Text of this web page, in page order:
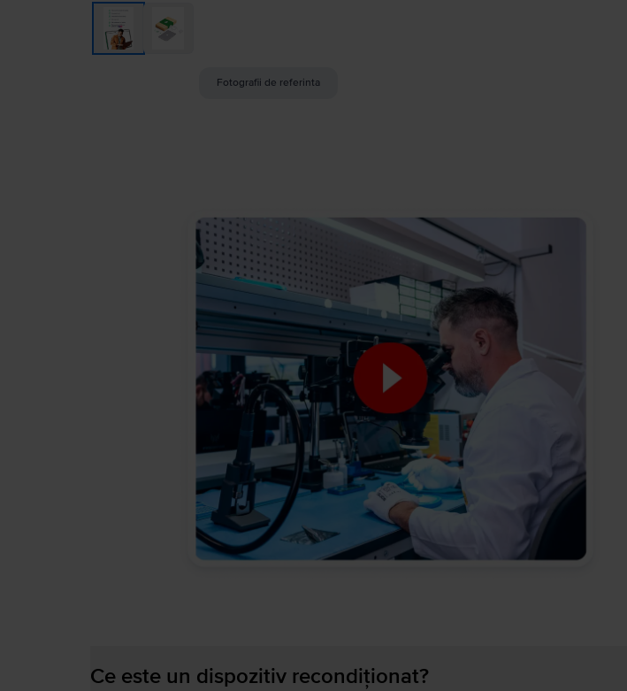
Fotografii de referinta
Ce este un dispozitiv recondiționat?